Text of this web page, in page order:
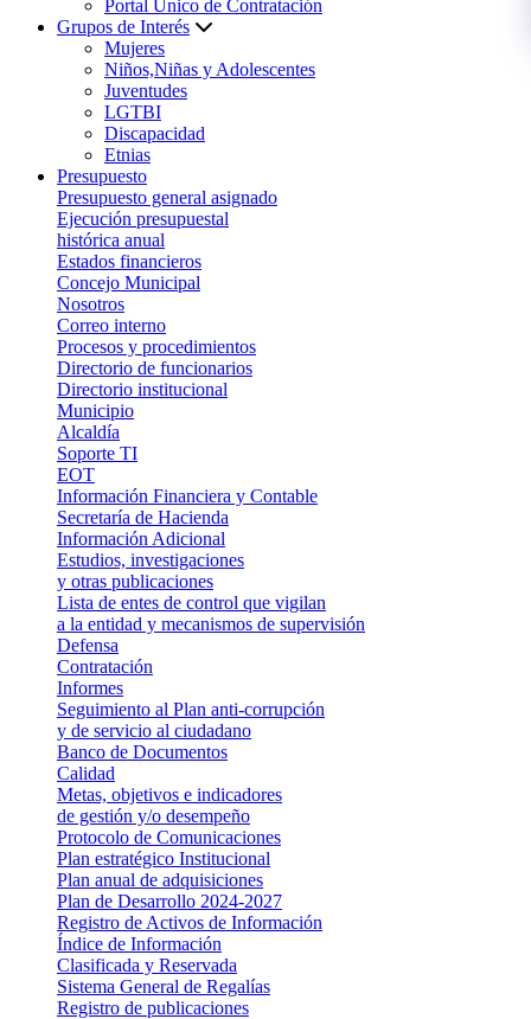
Portal Único de Contratación
Grupos de Interés
Mujeres
Niños,Niñas y Adolescentes
Juventudes
LGTBI
Discapacidad
Etnias
Presupuesto
Presupuesto general asignado
Ejecución presupuestal
histórica anual
Estados financieros
Concejo Municipal
Nosotros
Correo interno
Procesos y procedimientos
Directorio de funcionarios
Directorio institucional
Municipio
Alcaldía
Soporte TI
EOT
Información Financiera y Contable
Secretaría de Hacienda
Información Adicional
Estudios, investigaciones
y otras publicaciones
Lista de entes de control que vigilan
a la entidad y mecanismos de supervisión
Defensa
Contratación
Informes
Seguimiento al Plan anti-corrupción
y de servicio al ciudadano
Banco de Documentos
Calidad
Metas, objetivos e indicadores
de gestión y/o desempeño
Protocolo de Comunicaciones
Plan estratégico Institucional
Plan anual de adquisiciones
Plan de Desarrollo 2024-2027
​Registro de Activos de Información​​
Índice de Información
Clasificada y Reservada
Sistema General de Regalías
Registro de publicaciones